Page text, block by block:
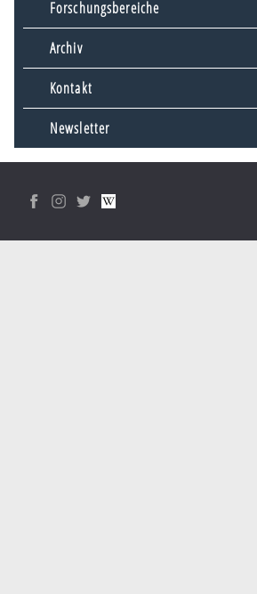
Forschungsbereiche
Archiv
Kontakt
Newsletter